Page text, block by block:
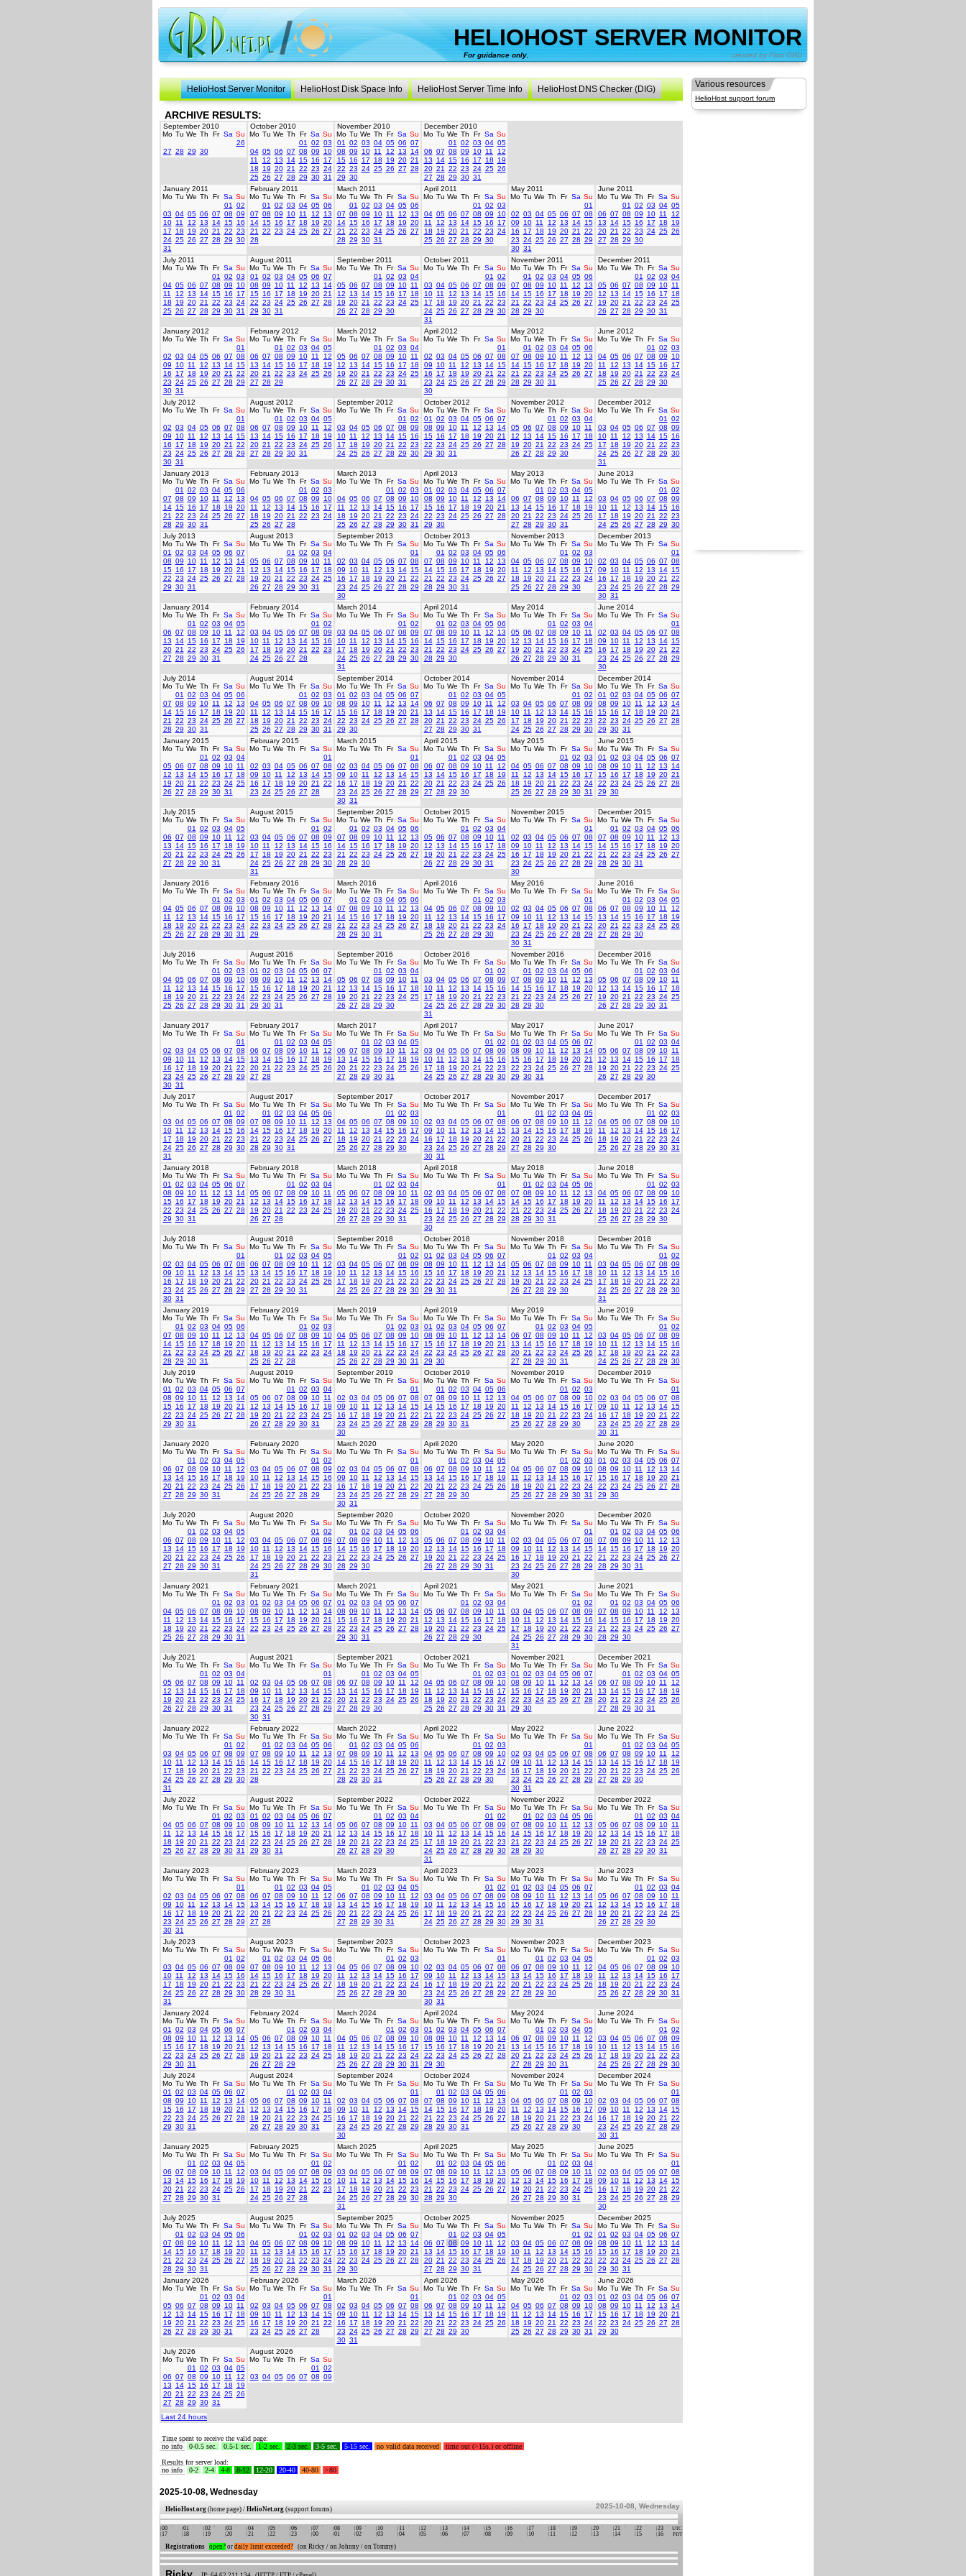
HELIOHOST SERVER MONITOR
For guidance only.created by Piotr GRD
Various resources
HelioHost support forum
HelioHost Server Monitor HelioHost Disk Space Info HelioHost Server Time Info HelioHost DNS Checker (DIG)
ARCHIVE RESULTS:
September 2010
Mo Tu We Th Fr Sa Su
26
27 28 29 30
October 2010
Mo Tu We Th Fr Sa Su
01
02 03
04 05 06 07 08 09
10
11
12 13 14 15 16
17
18
19 20 21 22 23 24
25 26 27 28 29 30 31
November 2010
Mo Tu We Th Fr Sa Su
01
02 03 04 05 06 07
08 09 10 11 12 13
14
15 16 17 18 19 20 21
22 23 24 25 26 27 28
29 30
December 2010
Mo Tu We Th Fr Sa Su
01
02 03 04 05
06 07 08 09 10 11
12
13
14 15 16 17 18
19
20 21 22 23 24 25 26
27 28 29 30 31
January 2011
Mo Tu We Th Fr Sa Su
01
02
03 04 05 06 07 08 09
10 11 12 13 14 15 16
17
18 19 20 21 22 23
24 25 26 27 28 29 30
31
February 2011
Mo Tu We Th Fr Sa Su
01
02 03 04 05 06
07 08 09 10 11 12
13
14 15 16 17 18 19 20
21
22 23 24 25 26 27
28
March 2011
Mo Tu We Th Fr Sa Su
01
02 03 04 05 06
07 08 09 10 11 12
13
14 15 16 17 18 19 20
21
22 23 24 25 26 27
28 29 30 31
April 2011
Mo Tu We Th Fr Sa Su
01
02 03
04 05 06 07 08 09
10
11
12 13 14 15 16
17
18
19 20 21 22 23 24
25 26 27 28 29 30
May 2011
Mo Tu We Th Fr Sa Su
01
02 03 04 05 06 07 08
09
10 11 12 13 14 15
16
17 18 19 20 21
22
23 24 25 26 27 28 29
30 31
June 2011
Mo Tu We Th Fr Sa Su
01
02 03 04 05
06 07 08 09 10 11
12
13
14 15 16 17 18
19
20 21 22 23 24 25 26
27 28 29 30
July 2011
Mo Tu We Th Fr Sa Su
01
02 03
04 05 06 07 08 09
10
11
12 13 14 15 16
17
18
19 20 21 22 23 24
25 26 27 28 29 30 31
August 2011
Mo Tu We Th Fr Sa Su
01
02 03 04 05 06 07
08 09 10 11 12 13
14
15 16 17 18 19 20 21
22 23 24 25 26 27 28
29 30 31
September 2011
Mo Tu We Th Fr Sa Su
01
02 03 04
05 06 07 08 09 10 11
12
13 14 15 16 17
18
19 20 21 22 23 24 25
26 27 28 29 30
October 2011
Mo Tu We Th Fr Sa Su
01
02
03 04 05 06 07 08 09
10 11 12 13 14 15 16
17
18 19 20 21 22 23
24 25 26 27 28 29 30
31
November 2011
Mo Tu We Th Fr Sa Su
01
02 03 04 05 06
07 08 09 10 11 12
13
14 15 16 17 18 19 20
21
22 23 24 25 26 27
28 29 30
December 2011
Mo Tu We Th Fr Sa Su
01
02 03 04
05 06 07 08 09 10 11
12
13 14 15 16 17
18
19 20 21 22 23 24 25
26 27 28 29 30 31
January 2012
Mo Tu We Th Fr Sa Su
01
02 03 04 05 06 07 08
09
10 11 12 13 14 15
16
17 18 19 20 21
22
23 24 25 26 27 28 29
30 31
February 2012
Mo Tu We Th Fr Sa Su
01
02 03 04 05
06 07 08 09 10 11
12
13
14 15 16 17 18
19
20 21 22 23 24 25 26
27 28 29
March 2012
Mo Tu We Th Fr Sa Su
01
02 03 04
05 06 07 08 09 10 11
12
13 14 15 16 17
18
19 20 21 22 23 24 25
26 27 28 29 30 31
April 2012
Mo Tu We Th Fr Sa Su
01
02 03 04 05 06 07 08
09
10 11 12 13 14 15
16
17 18 19 20 21
22
23 24 25 26 27 28 29
30
May 2012
Mo Tu We Th Fr Sa Su
01
02 03 04 05 06
07 08 09 10 11 12
13
14 15 16 17 18 19 20
21
22 23 24 25 26 27
28 29 30 31
June 2012
Mo Tu We Th Fr Sa Su
01
02 03
04 05 06 07 08 09
10
11
12 13 14 15 16
17
18
19 20 21 22 23 24
25 26 27 28 29 30
July 2012
Mo Tu We Th Fr Sa Su
01
02 03 04 05 06 07 08
09
10 11 12 13 14 15
16
17 18 19 20 21
22
23 24 25 26 27 28 29
30 31
August 2012
Mo Tu We Th Fr Sa Su
01
02 03 04 05
06 07 08 09 10 11
12
13
14 15 16 17 18
19
20 21 22 23 24 25 26
27 28 29 30 31
September 2012
Mo Tu We Th Fr Sa Su
01
02
03 04 05 06 07 08 09
10 11 12 13 14 15 16
17
18 19 20 21 22 23
24 25 26 27 28 29 30
October 2012
Mo Tu We Th Fr Sa Su
01
02 03 04 05 06 07
08 09 10 11 12 13
14
15 16 17 18 19 20 21
22 23 24 25 26 27 28
29 30 31
November 2012
Mo Tu We Th Fr Sa Su
01
02 03 04
05 06 07 08 09 10 11
12
13 14 15 16 17
18
19 20 21 22 23 24 25
26 27 28 29 30
December 2012
Mo Tu We Th Fr Sa Su
01
02
03 04 05 06 07 08 09
10 11 12 13 14 15 16
17
18 19 20 21 22 23
24 25 26 27 28 29 30
31
January 2013
Mo Tu We Th Fr Sa Su
01
02 03 04 05 06
07 08 09 10 11 12
13
14 15 16 17 18 19 20
21
22 23 24 25 26 27
28 29 30 31
February 2013
Mo Tu We Th Fr Sa Su
01
02 03
04 05 06 07 08 09
10
11
12 13 14 15 16
17
18
19 20 21 22 23 24
25 26 27 28
March 2013
Mo Tu We Th Fr Sa Su
01
02 03
04 05 06 07 08 09
10
11
12 13 14 15 16
17
18
19 20 21 22 23 24
25 26 27 28 29 30 31
April 2013
Mo Tu We Th Fr Sa Su
01
02 03 04 05 06 07
08 09 10 11 12 13
14
15 16 17 18 19 20 21
22 23 24 25 26 27 28
29 30
May 2013
Mo Tu We Th Fr Sa Su
01
02 03 04 05
06 07 08 09 10 11
12
13
14 15 16 17 18
19
20 21 22 23 24 25 26
27 28 29 30 31
June 2013
Mo Tu We Th Fr Sa Su
01
02
03 04 05 06 07 08 09
10 11 12 13 14 15 16
17
18 19 20 21 22 23
24 25 26 27 28 29 30
July 2013
Mo Tu We Th Fr Sa Su
01
02 03 04 05 06 07
08 09 10 11 12 13
14
15 16 17 18 19 20 21
22 23 24 25 26 27 28
29 30 31
August 2013
Mo Tu We Th Fr Sa Su
01
02 03 04
05 06 07 08 09 10 11
12
13 14 15 16 17
18
19 20 21 22 23 24 25
26 27 28 29 30 31
September 2013
Mo Tu We Th Fr Sa Su
01
02 03 04 05 06 07 08
09
10 11 12 13 14 15
16
17 18 19 20 21
22
23 24 25 26 27 28 29
30
October 2013
Mo Tu We Th Fr Sa Su
01
02 03 04 05 06
07 08 09 10 11 12
13
14 15 16 17 18 19 20
21
22 23 24 25 26 27
28 29 30 31
November 2013
Mo Tu We Th Fr Sa Su
01
02 03
04 05 06 07 08 09
10
11
12 13 14 15 16
17
18
19 20 21 22 23 24
25 26 27 28 29 30
December 2013
Mo Tu We Th Fr Sa Su
01
02 03 04 05 06 07 08
09
10 11 12 13 14 15
16
17 18 19 20 21
22
23 24 25 26 27 28 29
30 31
January 2014
Mo Tu We Th Fr Sa Su
01
02 03 04 05
06 07 08 09 10 11
12
13
14 15 16 17 18
19
20 21 22 23 24 25 26
27 28 29 30 31
February 2014
Mo Tu We Th Fr Sa Su
01
02
03 04 05 06 07 08 09
10 11 12 13 14 15 16
17
18 19 20 21 22 23
24 25 26 27 28
March 2014
Mo Tu We Th Fr Sa Su
01
02
03 04 05 06 07 08 09
10 11 12 13 14 15 16
17
18 19 20 21 22 23
24 25 26 27 28 29 30
31
April 2014
Mo Tu We Th Fr Sa Su
01
02 03 04 05 06
07 08 09 10 11 12
13
14 15 16 17 18 19 20
21
22 23 24 25 26 27
28 29 30
May 2014
Mo Tu We Th Fr Sa Su
01
02 03 04
05 06 07 08 09 10 11
12
13 14 15 16 17
18
19 20 21 22 23 24 25
26 27 28 29 30 31
June 2014
Mo Tu We Th Fr Sa Su
01
02 03 04 05 06 07 08
09
10 11 12 13 14 15
16
17 18 19 20 21
22
23 24 25 26 27 28 29
30
July 2014
Mo Tu We Th Fr Sa Su
01
02 03 04 05 06
07 08 09 10 11 12
13
14 15 16 17 18 19 20
21
22 23 24 25 26 27
28 29 30 31
August 2014
Mo Tu We Th Fr Sa Su
01
02 03
04 05 06 07 08 09
10
11
12 13 14 15 16
17
18
19 20 21 22 23 24
25 26 27 28 29 30 31
September 2014
Mo Tu We Th Fr Sa Su
01
02 03 04 05 06 07
08 09 10 11 12 13
14
15 16 17 18 19 20 21
22 23 24 25 26 27 28
29 30
October 2014
Mo Tu We Th Fr Sa Su
01
02 03 04 05
06 07 08 09 10 11
12
13
14 15 16 17 18
19
20 21 22 23 24 25 26
27 28 29 30 31
November 2014
Mo Tu We Th Fr Sa Su
01
02
03 04 05 06 07 08 09
10 11 12 13 14 15 16
17
18 19 20 21 22 23
24 25 26 27 28 29 30
December 2014
Mo Tu We Th Fr Sa Su
01
02 03 04 05 06 07
08 09 10 11 12 13
14
15 16 17 18 19 20 21
22 23 24 25 26 27 28
29 30 31
January 2015
Mo Tu We Th Fr Sa Su
01
02 03 04
05 06 07 08 09 10 11
12
13 14 15 16 17
18
19 20 21 22 23 24 25
26 27 28 29 30 31
February 2015
Mo Tu We Th Fr Sa Su
01
02 03 04 05 06 07 08
09
10 11 12 13 14 15
16
17 18 19 20 21
22
23 24 25 26 27 28
March 2015
Mo Tu We Th Fr Sa Su
01
02 03 04 05 06 07 08
09
10 11 12 13 14 15
16
17 18 19 20 21
22
23 24 25 26 27 28 29
30 31
April 2015
Mo Tu We Th Fr Sa Su
01
02 03 04 05
06 07 08 09 10 11
12
13
14 15 16 17 18
19
20 21 22 23 24 25 26
27 28 29 30
May 2015
Mo Tu We Th Fr Sa Su
01
02 03
04 05 06 07 08 09
10
11
12 13 14 15 16
17
18
19 20 21 22 23 24
25 26 27 28 29 30 31
June 2015
Mo Tu We Th Fr Sa Su
01
02 03 04 05 06 07
08 09 10 11 12 13
14
15 16 17 18 19 20 21
22 23 24 25 26 27 28
29 30
July 2015
Mo Tu We Th Fr Sa Su
01
02 03 04 05
06 07 08 09 10 11
12
13
14 15 16 17 18
19
20 21 22 23 24 25 26
27 28 29 30 31
August 2015
Mo Tu We Th Fr Sa Su
01
02
03 04 05 06 07 08 09
10 11 12 13 14 15 16
17
18 19 20 21 22 23
24 25 26 27 28 29 30
31
September 2015
Mo Tu We Th Fr Sa Su
01
02 03 04 05 06
07 08 09 10 11 12
13
14 15 16 17 18 19 20
21
22 23 24 25 26 27
28 29 30
October 2015
Mo Tu We Th Fr Sa Su
01
02 03 04
05 06 07 08 09 10 11
12
13 14 15 16 17
18
19 20 21 22 23 24 25
26 27 28 29 30 31
November 2015
Mo Tu We Th Fr Sa Su
01
02 03 04 05 06 07 08
09
10 11 12 13 14 15
16
17 18 19 20 21
22
23 24 25 26 27 28 29
30
December 2015
Mo Tu We Th Fr Sa Su
01
02 03 04 05 06
07 08 09 10 11 12
13
14 15 16 17 18 19 20
21
22 23 24 25 26 27
28 29 30 31
January 2016
Mo Tu We Th Fr Sa Su
01
02 03
04 05 06 07 08 09
10
11
12 13 14 15 16
17
18
19 20 21 22 23 24
25 26 27 28 29 30 31
February 2016
Mo Tu We Th Fr Sa Su
01
02 03 04 05 06 07
08 09 10 11 12 13
14
15 16 17 18 19 20 21
22 23 24 25 26 27 28
29
March 2016
Mo Tu We Th Fr Sa Su
01
02 03 04 05 06
07 08 09 10 11 12
13
14 15 16 17 18 19 20
21
22 23 24 25 26 27
28 29 30 31
April 2016
Mo Tu We Th Fr Sa Su
01
02 03
04 05 06 07 08 09
10
11
12 13 14 15 16
17
18
19 20 21 22 23 24
25 26 27 28 29 30
May 2016
Mo Tu We Th Fr Sa Su
01
02 03 04 05 06 07 08
09
10 11 12 13 14 15
16
17 18 19 20 21
22
23 24 25 26 27 28 29
30 31
June 2016
Mo Tu We Th Fr Sa Su
01
02 03 04 05
06 07 08 09 10 11
12
13
14 15 16 17 18
19
20 21 22 23 24 25 26
27 28 29 30
July 2016
Mo Tu We Th Fr Sa Su
01
02 03
04 05 06 07 08 09
10
11
12 13 14 15 16
17
18
19 20 21 22 23 24
25 26 27 28 29 30 31
August 2016
Mo Tu We Th Fr Sa Su
01
02 03 04 05 06 07
08 09 10 11 12 13
14
15 16 17 18 19 20 21
22 23 24 25 26 27 28
29 30 31
September 2016
Mo Tu We Th Fr Sa Su
01
02 03 04
05 06 07 08 09 10 11
12
13 14 15 16 17
18
19 20 21 22 23 24 25
26 27 28 29 30
October 2016
Mo Tu We Th Fr Sa Su
01
02
03 04 05 06 07 08 09
10 11 12 13 14 15 16
17
18 19 20 21 22 23
24 25 26 27 28 29 30
31
November 2016
Mo Tu We Th Fr Sa Su
01
02 03 04 05 06
07 08 09 10 11 12
13
14 15 16 17 18 19 20
21
22 23 24 25 26 27
28 29 30
December 2016
Mo Tu We Th Fr Sa Su
01
02 03 04
05 06 07 08 09 10 11
12
13 14 15 16 17
18
19 20 21 22 23 24 25
26 27 28 29 30 31
January 2017
Mo Tu We Th Fr Sa Su
01
02 03 04 05 06 07 08
09
10 11 12 13 14 15
16
17 18 19 20 21
22
23 24 25 26 27 28 29
30 31
February 2017
Mo Tu We Th Fr Sa Su
01
02 03 04 05
06 07 08 09 10 11
12
13
14 15 16 17 18
19
20 21 22 23 24 25 26
27 28
March 2017
Mo Tu We Th Fr Sa Su
01
02 03 04 05
06 07 08 09 10 11
12
13
14 15 16 17 18
19
20 21 22 23 24 25 26
27 28 29 30 31
April 2017
Mo Tu We Th Fr Sa Su
01
02
03 04 05 06 07 08 09
10 11 12 13 14 15 16
17
18 19 20 21 22 23
24 25 26 27 28 29 30
May 2017
Mo Tu We Th Fr Sa Su
01
02 03 04 05 06 07
08 09 10 11 12 13
14
15 16 17 18 19 20 21
22 23 24 25 26 27 28
29 30 31
June 2017
Mo Tu We Th Fr Sa Su
01
02 03 04
05 06 07 08 09 10 11
12
13 14 15 16 17
18
19 20 21 22 23 24 25
26 27 28 29 30
July 2017
Mo Tu We Th Fr Sa Su
01
02
03 04 05 06 07 08 09
10 11 12 13 14 15 16
17
18 19 20 21 22 23
24 25 26 27 28 29 30
31
August 2017
Mo Tu We Th Fr Sa Su
01
02 03 04 05 06
07 08 09 10 11 12
13
14 15 16 17 18 19 20
21
22 23 24 25 26 27
28 29 30 31
September 2017
Mo Tu We Th Fr Sa Su
01
02 03
04 05 06 07 08 09
10
11
12 13 14 15 16
17
18
19 20 21 22 23 24
25 26 27 28 29 30
October 2017
Mo Tu We Th Fr Sa Su
01
02 03 04 05 06 07 08
09
10 11 12 13 14 15
16
17 18 19 20 21
22
23 24 25 26 27 28 29
30 31
November 2017
Mo Tu We Th Fr Sa Su
01
02 03 04 05
06 07 08 09 10 11
12
13
14 15 16 17 18
19
20 21 22 23 24 25 26
27 28 29 30
December 2017
Mo Tu We Th Fr Sa Su
01
02 03
04 05 06 07 08 09
10
11
12 13 14 15 16
17
18
19 20 21 22 23 24
25 26 27 28 29 30 31
January 2018
Mo Tu We Th Fr Sa Su
01
02 03 04 05 06 07
08 09 10 11 12 13
14
15 16 17 18 19 20 21
22 23 24 25 26 27 28
29 30 31
February 2018
Mo Tu We Th Fr Sa Su
01
02 03 04
05 06 07 08 09 10 11
12
13 14 15 16 17
18
19 20 21 22 23 24 25
26 27 28
March 2018
Mo Tu We Th Fr Sa Su
01
02 03 04
05 06 07 08 09 10 11
12
13 14 15 16 17
18
19 20 21 22 23 24 25
26 27 28 29 30 31
April 2018
Mo Tu We Th Fr Sa Su
01
02 03 04 05 06 07 08
09
10 11 12 13 14 15
16
17 18 19 20 21
22
23 24 25 26 27 28 29
30
May 2018
Mo Tu We Th Fr Sa Su
01
02 03 04 05 06
07 08 09 10 11 12
13
14 15 16 17 18 19 20
21
22 23 24 25 26 27
28 29 30 31
June 2018
Mo Tu We Th Fr Sa Su
01
02 03
04 05 06 07 08 09
10
11
12 13 14 15 16
17
18
19 20 21 22 23 24
25 26 27 28 29 30
July 2018
Mo Tu We Th Fr Sa Su
01
02 03 04 05 06 07 08
09
10 11 12 13 14 15
16
17 18 19 20 21
22
23 24 25 26 27 28 29
30 31
August 2018
Mo Tu We Th Fr Sa Su
01
02 03 04 05
06 07 08 09 10 11
12
13
14 15 16 17 18
19
20 21 22 23 24 25 26
27 28 29 30 31
September 2018
Mo Tu We Th Fr Sa Su
01
02
03 04 05 06 07 08 09
10 11 12 13 14 15 16
17
18 19 20 21 22 23
24 25 26 27 28 29 30
October 2018
Mo Tu We Th Fr Sa Su
01
02 03 04 05 06 07
08 09 10 11 12 13
14
15 16 17 18 19 20 21
22 23 24 25 26 27 28
29 30 31
November 2018
Mo Tu We Th Fr Sa Su
01
02 03 04
05 06 07 08 09 10 11
12
13 14 15 16 17
18
19 20 21 22 23 24 25
26 27 28 29 30
December 2018
Mo Tu We Th Fr Sa Su
01
02
03 04 05 06 07 08 09
10 11 12 13 14 15 16
17
18 19 20 21 22 23
24 25 26 27 28 29 30
31
January 2019
Mo Tu We Th Fr Sa Su
01
02 03 04 05 06
07 08 09 10 11 12
13
14 15 16 17 18 19 20
21
22 23 24 25 26 27
28 29 30 31
February 2019
Mo Tu We Th Fr Sa Su
01
02 03
04 05 06 07 08 09
10
11
12 13 14 15 16
17
18
19 20 21 22 23 24
25 26 27 28
March 2019
Mo Tu We Th Fr Sa Su
01
02 03
04 05 06 07 08 09
10
11
12 13 14 15 16
17
18
19 20 21 22 23 24
25 26 27 28 29 30 31
April 2019
Mo Tu We Th Fr Sa Su
01
02 03 04 05 06 07
08 09 10 11 12 13
14
15 16 17 18 19 20 21
22 23 24 25 26 27 28
29 30
May 2019
Mo Tu We Th Fr Sa Su
01
02 03 04 05
06 07 08 09 10 11
12
13
14 15 16 17 18
19
20 21 22 23 24 25 26
27 28 29 30 31
June 2019
Mo Tu We Th Fr Sa Su
01
02
03 04 05 06 07 08 09
10 11 12 13 14 15 16
17
18 19 20 21 22 23
24 25 26 27 28 29 30
July 2019
Mo Tu We Th Fr Sa Su
01
02 03 04 05 06 07
08 09 10 11 12 13
14
15 16 17 18 19 20 21
22 23 24 25 26 27 28
29 30 31
August 2019
Mo Tu We Th Fr Sa Su
01
02 03 04
05 06 07 08 09 10 11
12
13 14 15 16 17
18
19 20 21 22 23 24 25
26 27 28 29 30 31
September 2019
Mo Tu We Th Fr Sa Su
01
02 03 04 05 06 07 08
09
10 11 12 13 14 15
16
17 18 19 20 21
22
23 24 25 26 27 28 29
30
October 2019
Mo Tu We Th Fr Sa Su
01
02 03 04 05 06
07 08 09 10 11 12
13
14 15 16 17 18 19 20
21
22 23 24 25 26 27
28 29 30 31
November 2019
Mo Tu We Th Fr Sa Su
01
02 03
04 05 06 07 08 09
10
11
12 13 14 15 16
17
18
19 20 21 22 23 24
25 26 27 28 29 30
December 2019
Mo Tu We Th Fr Sa Su
01
02 03 04 05 06 07 08
09
10 11 12 13 14 15
16
17 18 19 20 21
22
23 24 25 26 27 28 29
30 31
January 2020
Mo Tu We Th Fr Sa Su
01
02 03 04 05
06 07 08 09 10 11
12
13
14 15 16 17 18
19
20 21 22 23 24 25 26
27 28 29 30 31
February 2020
Mo Tu We Th Fr Sa Su
01
02
03 04 05 06 07 08 09
10 11 12 13 14 15 16
17
18 19 20 21 22 23
24 25 26 27 28 29
March 2020
Mo Tu We Th Fr Sa Su
01
02 03 04 05 06 07 08
09
10 11 12 13 14 15
16
17 18 19 20 21
22
23 24 25 26 27 28 29
30 31
April 2020
Mo Tu We Th Fr Sa Su
01
02 03 04 05
06 07 08 09 10 11
12
13
14 15 16 17 18
19
20 21 22 23 24 25 26
27 28 29 30
May 2020
Mo Tu We Th Fr Sa Su
01
02 03
04 05 06 07 08 09
10
11
12 13 14 15 16
17
18
19 20 21 22 23 24
25 26 27 28 29 30 31
June 2020
Mo Tu We Th Fr Sa Su
01
02 03 04 05 06 07
08 09 10 11 12 13
14
15 16 17 18 19 20 21
22 23 24 25 26 27 28
29 30
July 2020
Mo Tu We Th Fr Sa Su
01
02 03 04 05
06 07 08 09 10 11
12
13
14 15 16 17 18
19
20 21 22 23 24 25 26
27 28 29 30 31
August 2020
Mo Tu We Th Fr Sa Su
01
02
03 04 05 06 07 08 09
10 11 12 13 14 15 16
17
18 19 20 21 22 23
24 25 26 27 28 29 30
31
September 2020
Mo Tu We Th Fr Sa Su
01
02 03 04 05 06
07 08 09 10 11 12
13
14 15 16 17 18 19 20
21
22 23 24 25 26 27
28 29 30
October 2020
Mo Tu We Th Fr Sa Su
01
02 03 04
05 06 07 08 09 10 11
12
13 14 15 16 17
18
19 20 21 22 23 24 25
26 27 28 29 30 31
November 2020
Mo Tu We Th Fr Sa Su
01
02 03 04 05 06 07 08
09
10 11 12 13 14 15
16
17 18 19 20 21
22
23 24 25 26 27 28 29
30
December 2020
Mo Tu We Th Fr Sa Su
01
02 03 04 05 06
07 08 09 10 11 12
13
14 15 16 17 18 19 20
21
22 23 24 25 26 27
28 29 30 31
January 2021
Mo Tu We Th Fr Sa Su
01
02 03
04 05 06 07 08 09
10
11
12 13 14 15 16
17
18
19 20 21 22 23 24
25 26 27 28 29 30 31
February 2021
Mo Tu We Th Fr Sa Su
01
02 03 04 05 06 07
08 09 10 11 12 13
14
15 16 17 18 19 20 21
22 23 24 25 26 27 28
March 2021
Mo Tu We Th Fr Sa Su
01
02 03 04 05 06 07
08 09 10 11 12 13
14
15 16 17 18 19 20 21
22 23 24 25 26 27 28
29 30 31
April 2021
Mo Tu We Th Fr Sa Su
01
02 03 04
05 06 07 08 09 10 11
12
13 14 15 16 17
18
19 20 21 22 23 24 25
26 27 28 29 30
May 2021
Mo Tu We Th Fr Sa Su
01
02
03 04 05 06 07 08 09
10 11 12 13 14 15 16
17
18 19 20 21 22 23
24 25 26 27 28 29 30
31
June 2021
Mo Tu We Th Fr Sa Su
01
02 03 04 05 06
07 08 09 10 11 12
13
14 15 16 17 18 19 20
21
22 23 24 25 26 27
28 29 30
July 2021
Mo Tu We Th Fr Sa Su
01
02 03 04
05 06 07 08 09 10 11
12
13 14 15 16 17
18
19 20 21 22 23 24 25
26 27 28 29 30 31
August 2021
Mo Tu We Th Fr Sa Su
01
02 03 04 05 06 07 08
09
10 11 12 13 14 15
16
17 18 19 20 21
22
23 24 25 26 27 28 29
30 31
September 2021
Mo Tu We Th Fr Sa Su
01
02 03 04 05
06 07 08 09 10 11
12
13
14 15 16 17 18
19
20 21 22 23 24 25 26
27 28 29 30
October 2021
Mo Tu We Th Fr Sa Su
01
02 03
04 05 06 07 08 09
10
11
12 13 14 15 16
17
18
19 20 21 22 23 24
25 26 27 28 29 30 31
November 2021
Mo Tu We Th Fr Sa Su
01
02 03 04 05 06 07
08 09 10 11 12 13
14
15 16 17 18 19 20 21
22 23 24 25 26 27 28
29 30
December 2021
Mo Tu We Th Fr Sa Su
01
02 03 04 05
06 07 08 09 10 11
12
13
14 15 16 17 18
19
20 21 22 23 24 25 26
27 28 29 30 31
January 2022
Mo Tu We Th Fr Sa Su
01
02
03 04 05 06 07 08 09
10 11 12 13 14 15 16
17
18 19 20 21 22 23
24 25 26 27 28 29 30
31
February 2022
Mo Tu We Th Fr Sa Su
01
02 03 04 05 06
07 08 09 10 11 12
13
14 15 16 17 18 19 20
21
22 23 24 25 26 27
28
March 2022
Mo Tu We Th Fr Sa Su
01
02 03 04 05 06
07 08 09 10 11 12
13
14 15 16 17 18 19 20
21
22 23 24 25 26 27
28 29 30 31
April 2022
Mo Tu We Th Fr Sa Su
01
02 03
04 05 06 07 08 09
10
11
12 13 14 15 16
17
18
19 20 21 22 23 24
25 26 27 28 29 30
May 2022
Mo Tu We Th Fr Sa Su
01
02 03 04 05 06 07 08
09
10 11 12 13 14 15
16
17 18 19 20 21
22
23 24 25 26 27 28 29
30 31
June 2022
Mo Tu We Th Fr Sa Su
01
02 03 04 05
06 07 08 09 10 11
12
13
14 15 16 17 18
19
20 21 22 23 24 25 26
27 28 29 30
July 2022
Mo Tu We Th Fr Sa Su
01
02 03
04 05 06 07 08 09
10
11
12 13 14 15 16
17
18
19 20 21 22 23 24
25 26 27 28 29 30 31
August 2022
Mo Tu We Th Fr Sa Su
01
02 03 04 05 06 07
08 09 10 11 12 13
14
15 16 17 18 19 20 21
22 23 24 25 26 27 28
29 30 31
September 2022
Mo Tu We Th Fr Sa Su
01
02 03 04
05 06 07 08 09 10 11
12
13 14 15 16 17
18
19 20 21 22 23 24 25
26 27 28 29 30
October 2022
Mo Tu We Th Fr Sa Su
01
02
03 04 05 06 07 08 09
10 11 12 13 14 15 16
17
18 19 20 21 22 23
24 25 26 27 28 29 30
31
November 2022
Mo Tu We Th Fr Sa Su
01
02 03 04 05 06
07 08 09 10 11 12
13
14 15 16 17 18 19 20
21
22 23 24 25 26 27
28 29 30
December 2022
Mo Tu We Th Fr Sa Su
01
02 03 04
05 06 07 08 09 10 11
12
13 14 15 16 17
18
19 20 21 22 23 24 25
26 27 28 29 30 31
January 2023
Mo Tu We Th Fr Sa Su
01
02 03 04 05 06 07 08
09
10 11 12 13 14 15
16
17 18 19 20 21
22
23 24 25 26 27 28 29
30 31
February 2023
Mo Tu We Th Fr Sa Su
01
02 03 04 05
06 07 08 09 10 11
12
13
14 15 16 17 18
19
20 21 22 23 24 25 26
27 28
March 2023
Mo Tu We Th Fr Sa Su
01
02 03 04 05
06 07 08 09 10 11
12
13
14 15 16 17 18
19
20 21 22 23 24 25 26
27 28 29 30 31
April 2023
Mo Tu We Th Fr Sa Su
01
02
03 04 05 06 07 08 09
10 11 12 13 14 15 16
17
18 19 20 21 22 23
24 25 26 27 28 29 30
May 2023
Mo Tu We Th Fr Sa Su
01
02 03 04 05 06 07
08 09 10 11 12 13
14
15 16 17 18 19 20 21
22 23 24 25 26 27 28
29 30 31
June 2023
Mo Tu We Th Fr Sa Su
01
02 03 04
05 06 07 08 09 10 11
12
13 14 15 16 17
18
19 20 21 22 23 24 25
26 27 28 29 30
July 2023
Mo Tu We Th Fr Sa Su
01
02
03 04 05 06 07 08 09
10 11 12 13 14 15 16
17
18 19 20 21 22 23
24 25 26 27 28 29 30
31
August 2023
Mo Tu We Th Fr Sa Su
01
02 03 04 05 06
07 08 09 10 11 12
13
14 15 16 17 18 19 20
21
22 23 24 25 26 27
28 29 30 31
September 2023
Mo Tu We Th Fr Sa Su
01
02 03
04 05 06 07 08 09
10
11
12 13 14 15 16
17
18
19 20 21 22 23 24
25 26 27 28 29 30
October 2023
Mo Tu We Th Fr Sa Su
01
02 03 04 05 06 07 08
09
10 11 12 13 14 15
16
17 18 19 20 21
22
23 24 25 26 27 28 29
30 31
November 2023
Mo Tu We Th Fr Sa Su
01
02 03 04 05
06 07 08 09 10 11
12
13
14 15 16 17 18
19
20 21 22 23 24 25 26
27 28 29 30
December 2023
Mo Tu We Th Fr Sa Su
01
02 03
04 05 06 07 08 09
10
11
12 13 14 15 16
17
18
19 20 21 22 23 24
25 26 27 28 29 30 31
January 2024
Mo Tu We Th Fr Sa Su
01
02 03 04 05 06 07
08 09 10 11 12 13
14
15 16 17 18 19 20 21
22 23 24 25 26 27 28
29 30 31
February 2024
Mo Tu We Th Fr Sa Su
01
02 03 04
05 06 07 08 09 10 11
12
13 14 15 16 17
18
19 20 21 22 23 24 25
26 27 28 29
March 2024
Mo Tu We Th Fr Sa Su
01
02 03
04 05 06 07 08 09
10
11
12 13 14 15 16
17
18
19 20 21 22 23 24
25 26 27 28 29 30 31
April 2024
Mo Tu We Th Fr Sa Su
01
02 03 04 05 06 07
08 09 10 11 12 13
14
15 16 17 18 19 20 21
22 23 24 25 26 27 28
29 30
May 2024
Mo Tu We Th Fr Sa Su
01
02 03 04 05
06 07 08 09 10 11
12
13
14 15 16 17 18
19
20 21 22 23 24 25 26
27 28 29 30 31
June 2024
Mo Tu We Th Fr Sa Su
01
02
03 04 05 06 07 08 09
10 11 12 13 14 15 16
17
18 19 20 21 22 23
24 25 26 27 28 29 30
July 2024
Mo Tu We Th Fr Sa Su
01
02 03 04 05 06 07
08 09 10 11 12 13
14
15 16 17 18 19 20 21
22 23 24 25 26 27 28
29 30 31
August 2024
Mo Tu We Th Fr Sa Su
01
02 03 04
05 06 07 08 09 10 11
12
13 14 15 16 17
18
19 20 21 22 23 24 25
26 27 28 29 30 31
September 2024
Mo Tu We Th Fr Sa Su
01
02 03 04 05 06 07 08
09
10 11 12 13 14 15
16
17 18 19 20 21
22
23 24 25 26 27 28 29
30
October 2024
Mo Tu We Th Fr Sa Su
01
02 03 04 05 06
07 08 09 10 11 12
13
14 15 16 17 18 19 20
21
22 23 24 25 26 27
28 29 30 31
November 2024
Mo Tu We Th Fr Sa Su
01
02 03
04 05 06 07 08 09
10
11
12 13 14 15 16
17
18
19 20 21 22 23 24
25 26 27 28 29 30
December 2024
Mo Tu We Th Fr Sa Su
01
02 03 04 05 06 07 08
09
10 11 12 13 14 15
16
17 18 19 20 21
22
23 24 25 26 27 28 29
30 31
January 2025
Mo Tu We Th Fr Sa Su
01
02 03 04 05
06 07 08 09 10 11
12
13
14 15 16 17 18
19
20 21 22 23 24 25 26
27 28 29 30 31
February 2025
Mo Tu We Th Fr Sa Su
01
02
03 04 05 06 07 08 09
10 11 12 13 14 15 16
17
18 19 20 21 22 23
24 25 26 27 28
March 2025
Mo Tu We Th Fr Sa Su
01
02
03 04 05 06 07 08 09
10 11 12 13 14 15 16
17
18 19 20 21 22 23
24 25 26 27 28 29 30
31
April 2025
Mo Tu We Th Fr Sa Su
01
02 03 04 05 06
07 08 09 10 11 12
13
14 15 16 17 18 19 20
21
22 23 24 25 26 27
28 29 30
May 2025
Mo Tu We Th Fr Sa Su
01
02 03 04
05 06 07 08 09 10 11
12
13 14 15 16 17
18
19 20 21 22 23 24 25
26 27 28 29 30 31
June 2025
Mo Tu We Th Fr Sa Su
01
02 03 04 05 06 07 08
09
10 11 12 13 14 15
16
17 18 19 20 21
22
23 24 25 26 27 28 29
30
July 2025
Mo Tu We Th Fr Sa Su
01
02 03 04 05 06
07 08 09 10 11 12
13
14 15 16 17 18 19 20
21
22 23 24 25 26 27
28 29 30 31
August 2025
Mo Tu We Th Fr Sa Su
01
02 03
04 05 06 07 08 09
10
11
12 13 14 15 16
17
18
19 20 21 22 23 24
25 26 27 28 29 30 31
September 2025
Mo Tu We Th Fr Sa Su
01
02 03 04 05 06 07
08 09 10 11 12 13
14
15 16 17 18 19 20 21
22 23 24 25 26 27 28
29 30
October 2025
Mo Tu We Th Fr Sa Su
01
02 03 04 05
06 07 08 09 10 11
12
13
14 15 16 17 18
19
20 21 22 23 24 25 26
27 28 29 30 31
November 2025
Mo Tu We Th Fr Sa Su
01
02
03 04 05 06 07 08 09
10 11 12 13 14 15 16
17
18 19 20 21 22 23
24 25 26 27 28 29 30
December 2025
Mo Tu We Th Fr Sa Su
01
02 03 04 05 06 07
08 09 10 11 12 13
14
15 16 17 18 19 20 21
22 23 24 25 26 27 28
29 30 31
January 2026
Mo Tu We Th Fr Sa Su
01
02 03 04
05 06 07 08 09 10 11
12
13 14 15 16 17
18
19 20 21 22 23 24 25
26 27 28 29 30 31
February 2026
Mo Tu We Th Fr Sa Su
01
02 03 04 05 06 07 08
09
10 11 12 13 14 15
16
17 18 19 20 21
22
23 24 25 26 27 28
March 2026
Mo Tu We Th Fr Sa Su
01
02 03 04 05 06 07 08
09
10 11 12 13 14 15
16
17 18 19 20 21
22
23 24 25 26 27 28 29
30 31
April 2026
Mo Tu We Th Fr Sa Su
01
02 03 04 05
06 07 08 09 10 11
12
13
14 15 16 17 18
19
20 21 22 23 24 25 26
27 28 29 30
May 2026
Mo Tu We Th Fr Sa Su
01
02 03
04 05 06 07 08 09
10
11
12 13 14 15 16
17
18
19 20 21 22 23 24
25 26 27 28 29 30 31
June 2026
Mo Tu We Th Fr Sa Su
01
02 03 04 05 06 07
08 09 10 11 12 13
14
15 16 17 18 19 20 21
22 23 24 25 26 27 28
29 30
July 2026
Mo Tu We Th Fr Sa Su
01
02 03 04 05
06 07 08 09 10 11
12
13
14 15 16 17 18
19
20 21 22 23 24 25 26
27 28 29 30 31
August 2026
Mo Tu We Th Fr Sa Su
01
02
03 04 05 06 07 08 09
Last 24 hours
Time spent to receive the valid page:
no info
0-0.5 sec. 0.5-1 sec. 1-2 sec. 2-3 sec. 3-5 sec. 5-15 sec. no valid data received
time out (>15s.) or offline
Results for server load:
no info
0-2 2-4 4-8 8-12 12-20 20-40 40-80 >80
2025-10-08, Wednesday
HelioHost.org (home page) / HelioNet.org (support forums)
Registrations open? or daily limit exceeded? (on Ricky / on Johnny / on Tommy)
2025-10-08, Wednesday
00 01 02 03 04 05 06 07 08 09 10 11 12 13 14 15 16 17 18 19 20 21 22 23 UTC
17 18 19 20 21 22 23 00 01 02 03 04 05 06 07 08 09 10 11 12 13 14 15 16 PDT